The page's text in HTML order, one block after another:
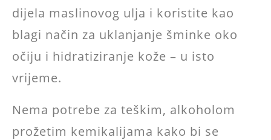
dijela maslinovog ulja i koristite kao
blagi način za uklanjanje šminke oko
očiju i hidratiziranje kože – u isto
vrijeme.
Nema potrebe za teškim, alkoholom
prožetim kemikalijama kako bi se